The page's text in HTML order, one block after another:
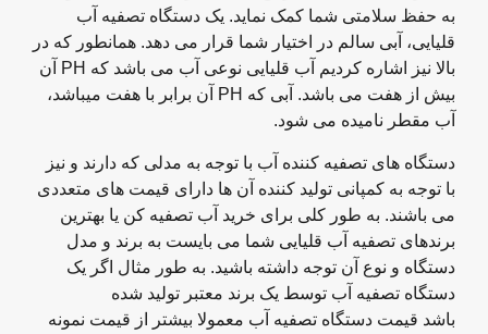
به حفظ سلامتی شما کمک نماید. یک دستگاه تصفیه آب
قلیایی، آبی سالم در اختیار شما قرار می دهد. همانطور که در
بالا نیز اشاره کردیم آب قلیایی نوعی آب می باشد که PH آن
بیش از هفت می باشد. آبی که PH آن برابر با هفت میباشد،
آب مقطر نامیده می شود.
دستگاه های تصفیه کننده آب با توجه به مدلی که دارند و نیز
با توجه به کمپانی تولید کننده آن ها دارای قیمت های متعددی
می باشند. به طور کلی برای خرید آب تصفیه کن یا بهترین
برندهای تصفیه آب قلیایی شما می بایست به برند و مدل
دستگاه و نوع آن توجه داشته باشید. به طور مثال اگر یک
دستگاه تصفیه آب توسط یک برند معتبر تولید شده
باشد قیمت دستگاه تصفیه آب معمولا بیشتر از قیمت نمونه